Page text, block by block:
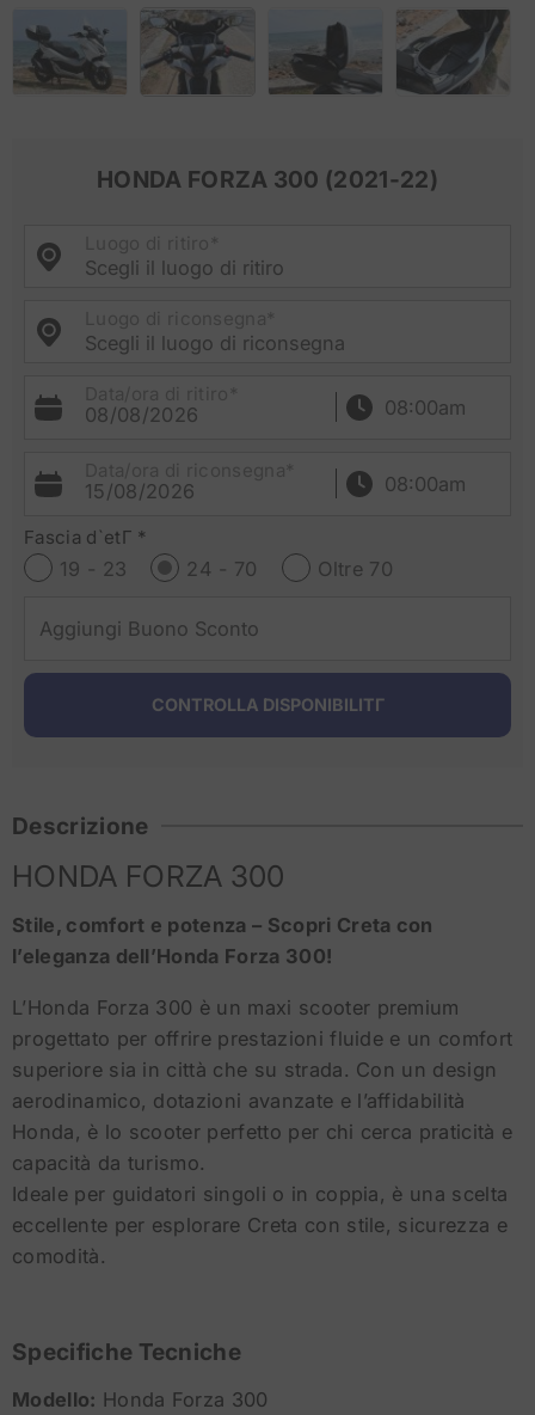
HONDA FORZA 300 (2021-22)
Scegli il luogo di ritiro
Scegli il luogo di riconsegna
08/08/2026
15/08/2026
Fascia d`etΓ *
19 - 23 24 - 70 Oltre 70
Descrizione
HONDA FORZA 300
Stile, comfort e potenza – Scopri Creta con
l’eleganza dell’Honda Forza 300!
L’Honda Forza 300 è un maxi scooter premium
progettato per offrire prestazioni fluide e un comfort
superiore sia in città che su strada. Con un design
aerodinamico, dotazioni avanzate e l’affidabilità
Honda, è lo scooter perfetto per chi cerca praticità e
capacità da turismo.
Ideale per guidatori singoli o in coppia, è una scelta
eccellente per esplorare Creta con stile, sicurezza e
comodità.
Specifiche Tecniche
Modello: Honda Forza 300